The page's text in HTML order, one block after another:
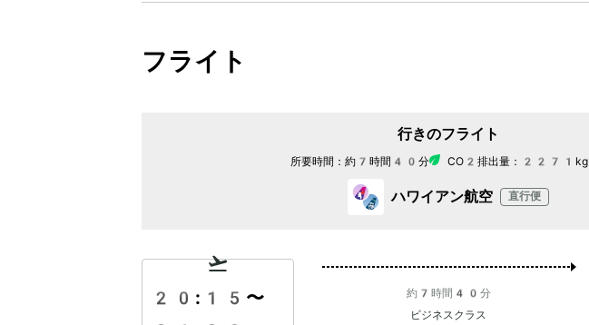
フライト
行きのフライト
所要時間： 約7時間40分 CO2排出量： 2271kg
ハワイアン航空 直行便
20:15 〜
約7時間40分
ビジネスクラス